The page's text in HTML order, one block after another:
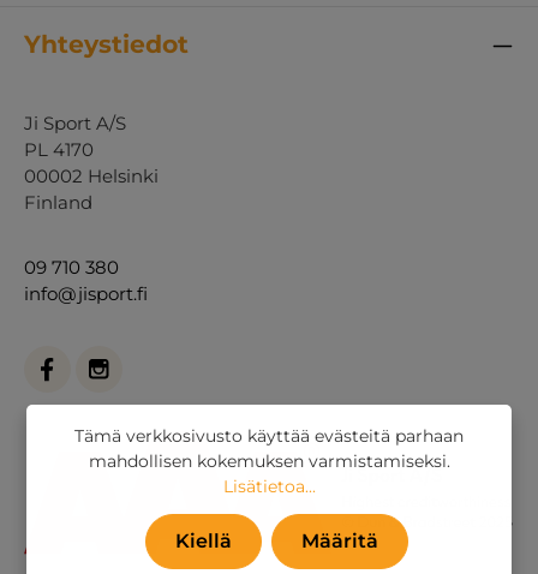
Yhteystiedot
Ji Sport A/S
PL 4170
00002 Helsinki
Finland
09 710 380
info@jisport.fi
Tämä verkkosivusto käyttää evästeitä parhaan
mahdollisen kokemuksen varmistamiseksi.
Lisätietoa...
Kiellä Määritä